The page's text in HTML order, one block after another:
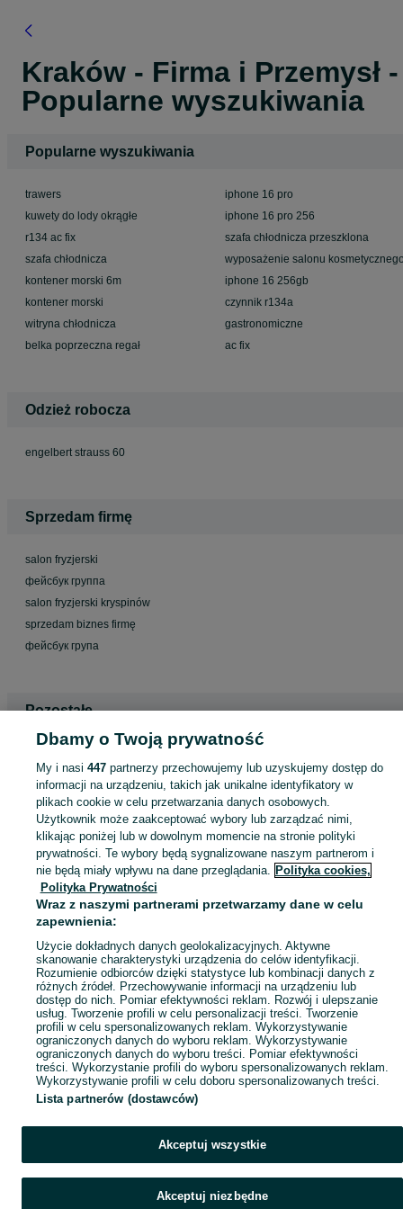
Kraków - Firma i Przemysł -
Popularne wyszukiwania
Popularne wyszukiwania
trawers
kuwety do lody okrągłe
r134 ac fix
szafa chłodnicza
kontener morski 6m
kontener morski
witryna chłodnicza
belka poprzeczna regał
iphone 16 pro
iphone 16 pro 256
szafa chłodnicza przeszklona
wyposażenie salonu
iphone 16 256gb
czynnik r134a
gastronomiczne
ac fix
Odzież robocza
engelbert strauss 60
Sprzedam firmę
salon fryzjerski
фейсбук группа
salon fryzjerski kryspinów
sprzedam biznes firmę
фейсбук група
Pozostałe
Sklepy i magazyny
wózek sklepowy
szafki szkolne
drzwi
Kontenery
ekontener
Gastronomia
stół nierdzewny
Dbamy o Twoją prywatność
My i nasi 447partnerzy przechowujemy lub uzyskujemy dostęp do
informacji na urządzeniu, takich jak unikalne identyfikatory w
plikach cookie w celu przetwarzania danych osobowych.
Użytkownik może zaakceptować wybory lub zarządzać nimi,
klikając poniżej lub w dowolnym momencie na stronie polityki
prywatności. Te wybory będą sygnalizowane naszym partnerom i
nie będą miały wpływu na dane przeglądania. Polityka cookies,
Polityka Prywatności
Wraz z naszymi partnerami przetwarzamy dane w celu
zapewnienia:
Użycie dokładnych danych geolokalizacyjnych. Aktywne
skanowanie charakterystyki urządzenia do celów identyfikacji.
Rozumienie odbiorców dzięki statystyce lub kombinacji danych z
różnych źródeł. Przechowywanie informacji na urządzeniu lub
dostęp do nich. Pomiar efektywności reklam. Rozwój i ulepszanie
usług. Tworzenie profili w celu personalizacji treści. Tworzenie
profili w celu spersonalizowanych reklam. Wykorzystywanie
ograniczonych danych do wyboru reklam. Wykorzystywanie
ograniczonych danych do wyboru treści. Pomiar efektywności
treści. Wykorzystanie profili do wyboru spersonalizowanych reklam.
Wykorzystywanie profili w celu doboru spersonalizowanych treści.
Lista partnerów (dostawców)
Akceptuj wszystkie
Akceptuj niezbędne